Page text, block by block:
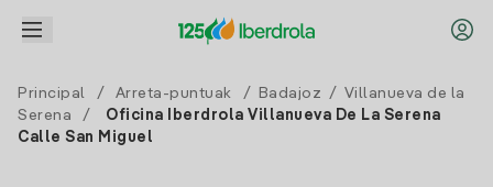
Principal / Arreta-puntuak / Badajoz / Villanueva de la
Serena
/
Oficina Iberdrola Villanueva De La Serena
Calle San Miguel